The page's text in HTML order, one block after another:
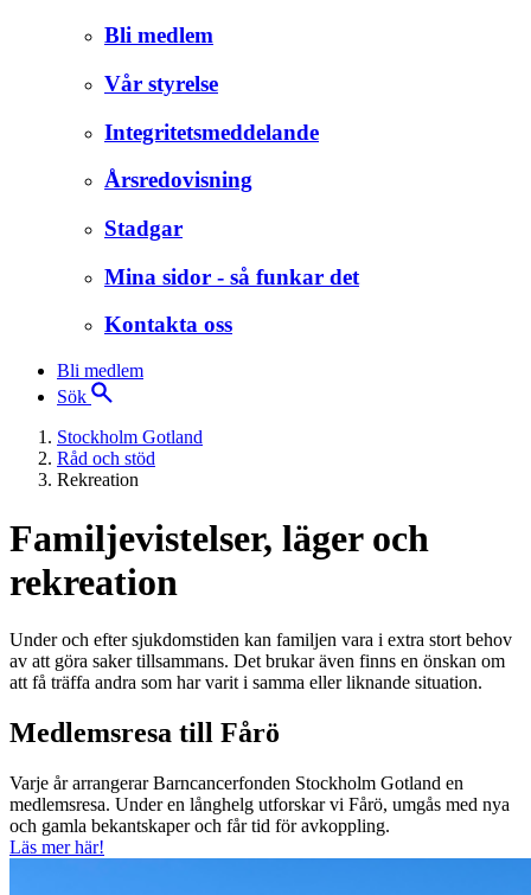
Bli medlem
Vår styrelse
Integritetsmeddelande
Årsredovisning
Stadgar
Mina sidor - så funkar det
Kontakta oss
Bli medlem
Sök
Stockholm Gotland
Råd och stöd
Rekreation
Familjevistelser, läger och
rekreation
Under och efter sjukdomstiden kan familjen vara i extra stort behov
av att göra saker tillsammans. Det brukar även finns en önskan om
att få träffa andra som har varit i samma eller liknande situation.
Medlemsresa till Fårö
Varje år arrangerar Barncancerfonden Stockholm Gotland en
medlemsresa. Under en långhelg utforskar vi Fårö, umgås med nya
och gamla bekantskaper och får tid för avkoppling.
Läs mer här!